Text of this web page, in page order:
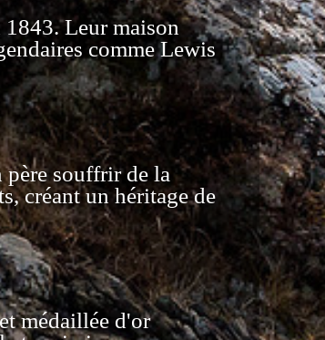
Leur maison
comme Lewis
souffrir de la
créant un héritage de
médaillée d'or